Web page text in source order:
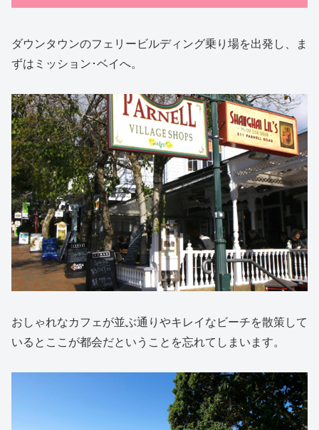
ダウンタウンのフェリービルディング乗り場を出発し、ま
ずはミッション･ベイへ。
おしゃれなカフェが並ぶ通りやキレイなビーチを散策して
いるとここが都会だということを忘れてしまいます。